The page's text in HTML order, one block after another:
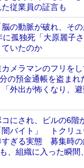
従業員の証言も
の動脈が破れ、その
孤独死「大原麗子
いたのか
カメラマンのフリを
預金通帳を盗まれ
外出が怖くなり、避
コにされ、ビルの6階
バイト」 トクリュ
すぎる実態 募集時の
、組織に入った瞬間